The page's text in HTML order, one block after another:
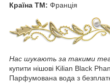
Країна ТМ: Франція
Нас шукають за такими
купити нішові Kilian Black
Парфумована вода з